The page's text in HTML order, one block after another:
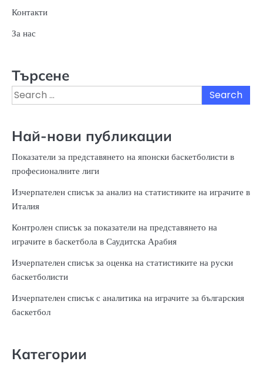
Контакти
За нас
Търсене
Search
for:
Най-нови публикации
Показатели за представянето на японски баскетболисти в
професионалните лиги
Изчерпателен списък за анализ на статистиките на играчите в
Италия
Контролен списък за показатели на представянето на
играчите в баскетбола в Саудитска Арабия
Изчерпателен списък за оценка на статистиките на руски
баскетболисти
Изчерпателен списък с аналитика на играчите за българския
баскетбол
Категории